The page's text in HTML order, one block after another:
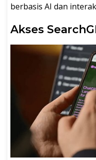
berbasis AI dan
Akses